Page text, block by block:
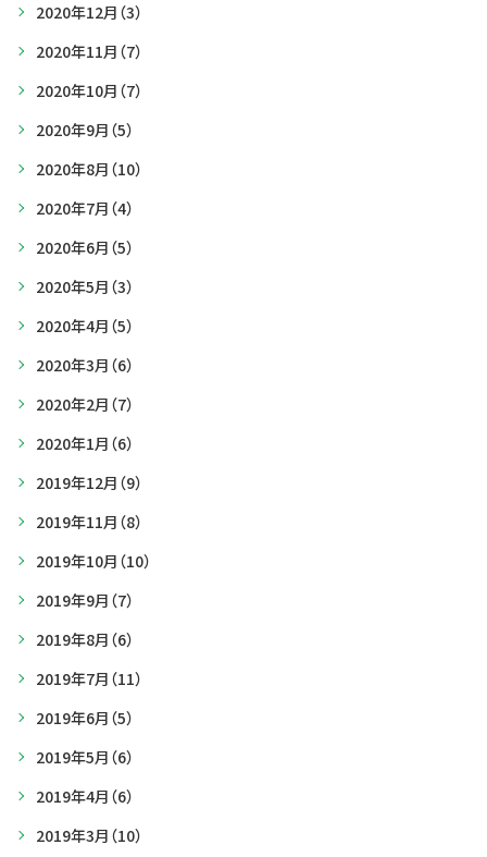
2020年12月 （3）
2020年11月 （7）
2020年10月 （7）
2020年9月 （5）
2020年8月 （10）
2020年7月 （4）
2020年6月 （5）
2020年5月 （3）
2020年4月 （5）
2020年3月 （6）
2020年2月 （7）
2020年1月 （6）
2019年12月 （9）
2019年11月 （8）
2019年10月 （10）
2019年9月 （7）
2019年8月 （6）
2019年7月 （11）
2019年6月 （5）
2019年5月 （6）
2019年4月 （6）
2019年3月 （10）